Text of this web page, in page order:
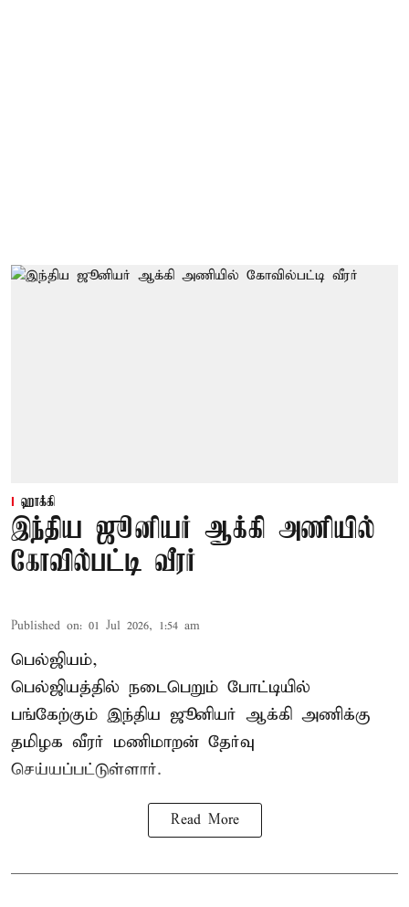
ஹாக்கி
இந்திய ஜூனியர் ஆக்கி அணியில்
கோவில்பட்டி வீரர்
Published on: 01 Jul 2026, 1:54 am
பெல்ஜியம்,
பெல்ஜியத்தில் நடைபெறும் போட்டியில்
பங்கேற்கும் இந்திய ஜூனியர் ஆக்கி அணிக்கு
தமிழக வீரர் மணிமாறன் தேர்வு
செய்யப்பட்டுள்ளார்.
Read More